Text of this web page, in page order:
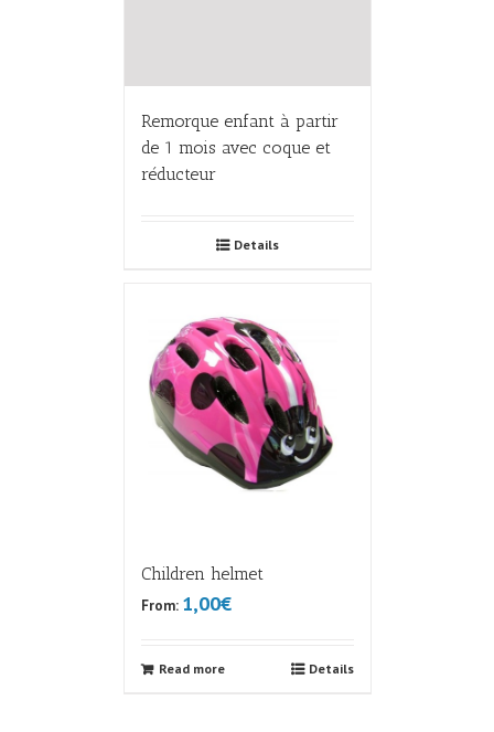
Remorque enfant à partir
de 1 mois avec coque et
réducteur
Details
Children helmet
From: 1,00€
Read more Details